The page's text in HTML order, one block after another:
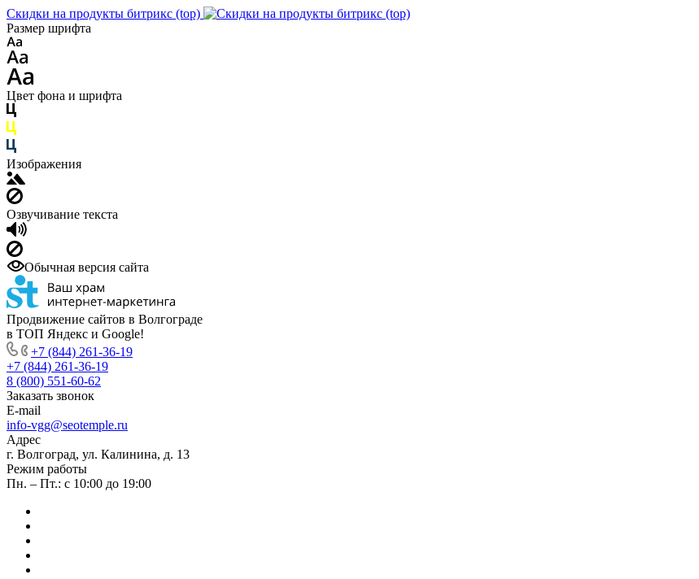
Скидки на продукты битрикс (top)
Размер шрифта
Цвет фона и шрифта
Изображения
Озвучивание текста
Обычная версия сайта
Продвижение сайтов в Волгограде
в ТОП Яндекс и Google!
+7 (844) 261-36-19
+7 (844) 261-36-19
8 (800) 551-60-62
Заказать звонок
E-mail
info-vgg@seotemple.ru
Адрес
г. Волгоград, ул. Калинина, д. 13
Режим работы
Пн. – Пт.: с 10:00 до 19:00